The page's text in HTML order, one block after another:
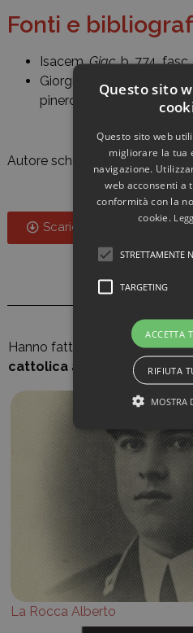
Fonti e
Isacem,Giac, b. 774,
Giorgio Grietti,
Eroi
pinerolese», 15 giugno
Autore scheda: Andrea Pepe
Scarica scheda
Hanno fatto parte di
cattolica anche:
La Rocca Alberto
Questo sito
Questo sito web
migliorare la tua
navigazione.
web acconsenti a
conformità con la
cookie.
STRETTAMENTE
TARGETING
ACCETTA
RIFIUTA
MOSTRA